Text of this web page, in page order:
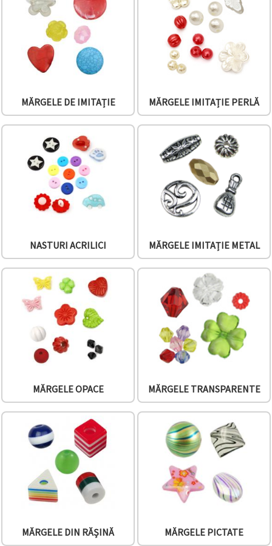
Puteți fi de
cookie -
urile făcând
preferințele
în setări
selectând
făcând clic
pe butonul
Аcceptati
Setări
MĂRGELE DE IMITAȚIE MĂRGELE IMITAȚIE PERLĂ
NASTURI ACRILICI MĂRGELE IMITAȚIE METAL
MĂRGELE OPACE MĂRGELE TRANSPARENTE
MĂRGELE DIN RĂȘINĂ MĂRGELE PICTATE